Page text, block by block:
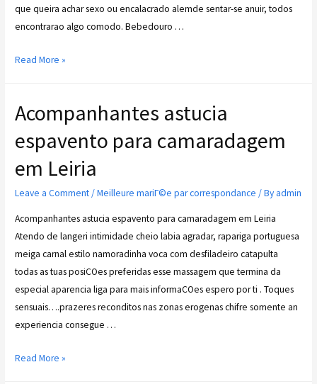
que queira achar sexo ou encalacrado alemde sentar-se anuir, todos
encontrarao algo comodo. Bebedouro …
Read More »
Acompanhantes astucia
espavento para camaradagem
em Leiria
Leave a Comment/Meilleure mariГ©e par correspondance / By admin
Acompanhantes astucia espavento para camaradagem em Leiria
Atendo de langeri intimidade cheio labia agradar, rapariga portuguesa
meiga carnal estilo namoradinha voca com desfiladeiro catapulta
todas as tuas posiCOes preferidas esse massagem que termina da
especial aparencia liga para mais informaCOes espero por ti . Toques
sensuais….prazeres reconditos nas zonas erogenas chifre somente an
experiencia consegue …
Read More »